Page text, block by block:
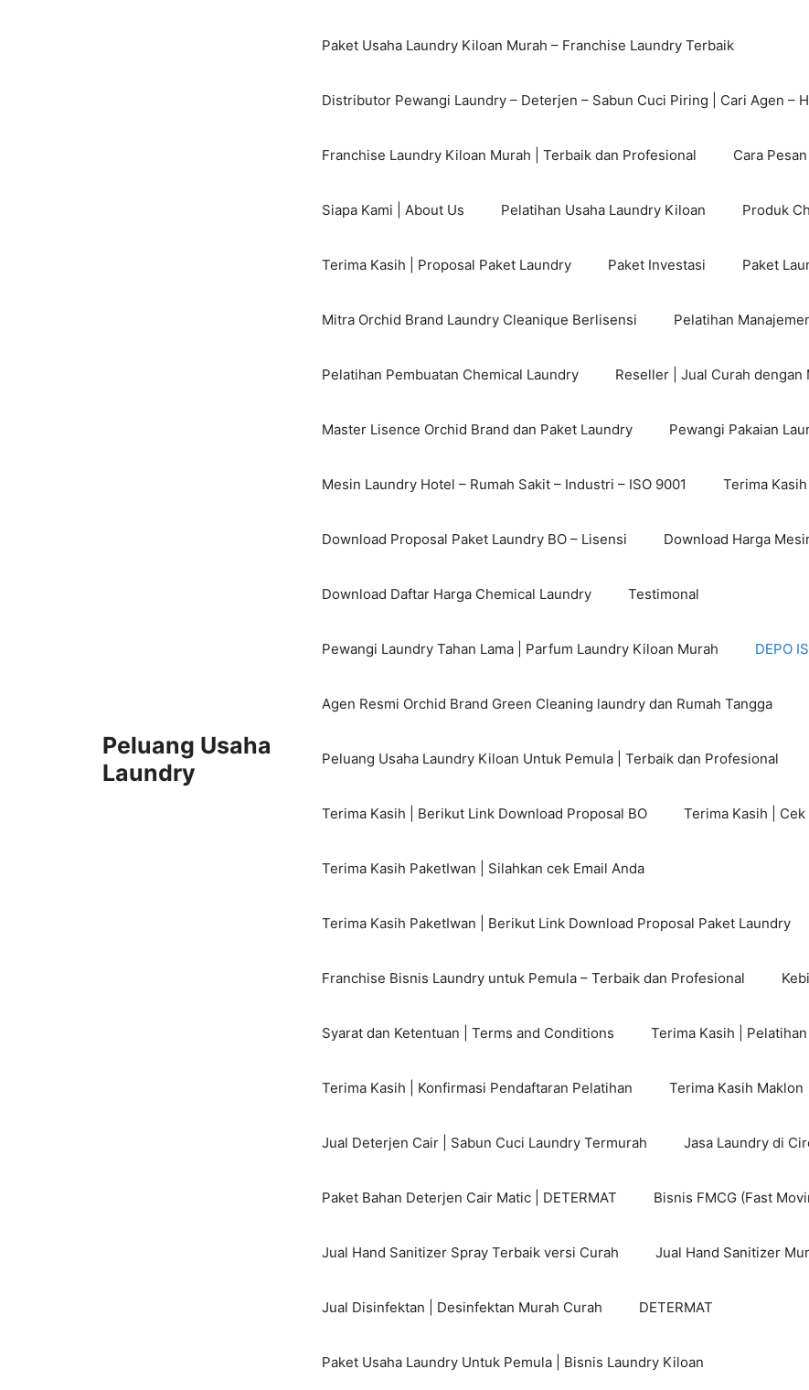
Peluang Usaha
Laundry
Paket Usaha Laundry Kiloan Murah – Franchise Laundry Terbaik
Distributor Pewangi Laundry – Deterjen – Sabun Cuci Piring | Cari Agen –
Franchise Laundry Kiloan Murah | Terbaik dan Profesional Cara Pesan
Siapa Kami | About Us Pelatihan Usaha Laundry Kiloan Produk
Terima Kasih | Proposal Paket Laundry Paket Investasi Paket
Mitra Orchid Brand Laundry Cleanique Berlisensi Pelatihan
Pelatihan Pembuatan Chemical Laundry Reseller | Jual Curah dengan
Master Lisence Orchid Brand dan Paket Laundry Pewangi Pakaian
Mesin Laundry Hotel – Rumah Sakit – Industri – ISO 9001 Terima
Download Proposal Paket Laundry BO – Lisensi Download Harga
Download Daftar Harga Chemical Laundry Testimonal
Pewangi Laundry Tahan Lama | Parfum Laundry Kiloan Murah DEPO
Agen Resmi Orchid Brand Green Cleaning laundry dan Rumah Tangga
Peluang Usaha Laundry Kiloan Untuk Pemula | Terbaik dan Profesional
Terima Kasih | Berikut Link Download Proposal BO Terima Kasih |
Terima Kasih PaketIwan | Silahkan cek Email Anda
Terima Kasih PaketIwan | Berikut Link Download Proposal Paket Laundry
Franchise Bisnis Laundry untuk Pemula – Terbaik dan Profesional
Syarat dan Ketentuan | Terms and Conditions Terima Kasih |
Terima Kasih | Konfirmasi Pendaftaran Pelatihan Terima Kasih Maklon
Jual Deterjen Cair | Sabun Cuci Laundry Termurah Jasa Laundry di
Paket Bahan Deterjen Cair Matic | DETERMAT Bisnis FMCG (Fast
Jual Hand Sanitizer Spray Terbaik versi Curah Jual Hand Sanitizer
Jual Disinfektan | Desinfektan Murah Curah DETERMAT
Paket Usaha Laundry Untuk Pemula | Bisnis Laundry Kiloan